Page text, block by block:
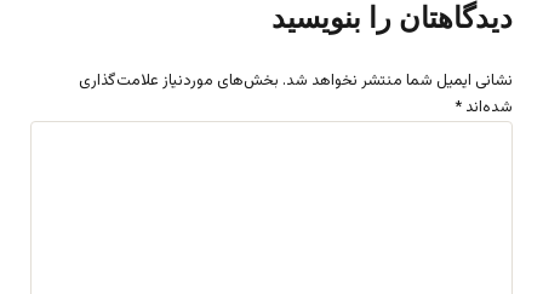
دیدگاهتان را بنویسید
نشانی ایمیل شما منتشر نخواهد شد. بخش‌های موردنیاز علامت‌گذاری
شده‌اند *